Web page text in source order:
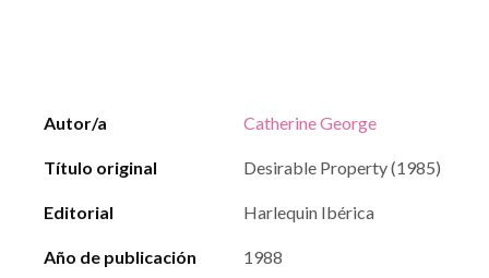
Autor/a Catherine George
Título original Desirable Property (1985)
Editorial Harlequin Ibérica
Año de publicación 1988